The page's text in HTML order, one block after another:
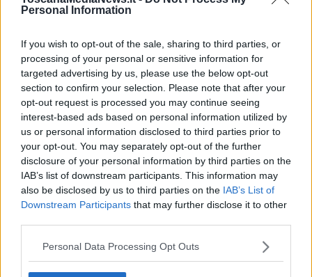
Personal Information
If you wish to opt-out of the sale, sharing to third parties, or
processing of your personal or sensitive information for
targeted advertising by us, please use the below opt-out
section to confirm your selection. Please note that after your
opt-out request is processed you may continue seeing
interest-based ads based on personal information utilized by
us or personal information disclosed to third parties prior to
your opt-out. You may separately opt-out of the further
disclosure of your personal information by third parties on the
IAB’s list of downstream participants. This information may
also be disclosed by us to third parties on the IAB’s List of
Downstream Participants that may further disclose it to other
Personal Data Processing Opt Outs
inviata al Vaticano, dove Papa Francesco ha firmato di pugno
“Con ancora nel cuore la grande gioia di aver incontrato il Papa
alcuni mesi fa – afferma il comandante della struttura unica di
polizia municipale del Mugello Marco Bambi - ricevere questo
ulteriore dono dal Papa ci dimostra nuovamente la grande paterna
attenzione che Francesco ha veramente verso tutti, poiché tra le
migliaia di persone che incontra quotidianamente si è ricordato
della nostra delegazione che con tanta trepidazione l’ha incontrato
nell’Udienza Generale. Ancora il nostro grazie alla Segreteria di
Sua Santità, e al Cardinale Giuseppe Betori Arcivescovo di Firenze
per averci dato l’opportunità di realizzare questo nostro sentito
desiderio”.